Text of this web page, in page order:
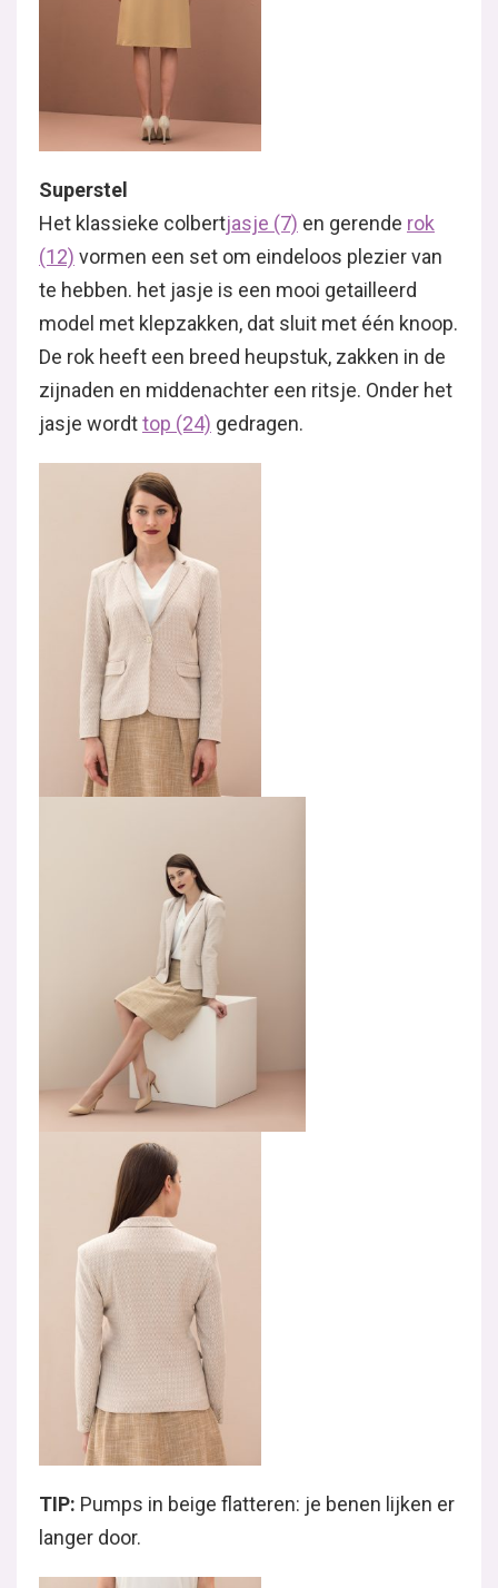
Superstel
Het klassieke colbertjasje (7) en gerende rok
(12) vormen een set om eindeloos plezier van
te hebben. het jasje is een mooi getailleerd
model met klepzakken, dat sluit met één knoop.
De rok heeft een breed heupstuk, zakken in de
zijnaden en middenachter een ritsje. Onder het
jasje wordttop (24) gedragen.
TIP: Pumps in beige flatteren: je benen lijken er
langer door.